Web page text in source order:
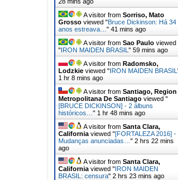
A visitor from Sorriso, Mato
Grosso viewed "Bruce Dickinson: Há 34
anos estreava… " 41 mins ago
A visitor from Sao Paulo viewed
"IRON MAIDEN BRASIL " 59 mins ago
A visitor from Radomsko,
Lodzkie viewed "IRON MAIDEN BRASIL
1 hr 8 mins ago
A visitor from Santiago, Region
Metropolitana De Santiago viewed "
[BRUCE DICKINSON] - 2 álbuns
históricos… " 1 hr 48 mins ago
A visitor from Santa Clara,
California viewed "[FORTALEZA 2016] -
Mudanças anunciadas… " 2 hrs 22 mins
ago
A visitor from Santa Clara,
California viewed "IRON MAIDEN
BRASIL: censura" 2 hrs 23 mins ago